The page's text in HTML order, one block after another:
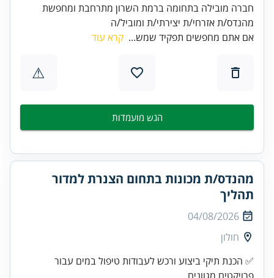
חברה מובילה בתחומה ברמת השרון מתרחבת ומחפשת
מהנדס/ת אזרחי/ת יצירתי/ת ומוביל/ה
אם אתם מחפשים תפקיד שמש... קרא עוד
⚠
הגש מועמדות
מהנדס/ת מכונות בתחום הצנרת למדור
תהליך
04/08/2026
חולון
✅ הכנת תיקי ביצוע ורכש לעבודות טיפול במים עבור